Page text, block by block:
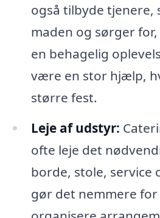
også tilbyde tjenere,
maden og sørger
en behagelig
være en stor hjælp,
større fest.
Leje af udstyr:
ofte leje det
borde, stole, service
gør det nemmere